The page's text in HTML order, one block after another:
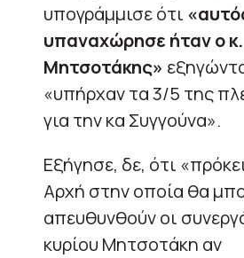
υπογράμμισε ότι
υπαναχώρησε ήταν ο κ.
Μητσοτάκης»
«υπήρχαν τα 3/5 της
για την κα Συγγούνα».
Εξήγησε, δε, ότι
Αρχή στην οποία θα
απευθυνθούν οι
κυρίου Μητσοτάκη αν